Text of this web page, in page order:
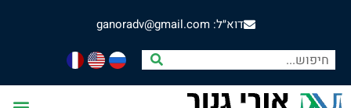
דוא״ל: ganoradv@gmail.com